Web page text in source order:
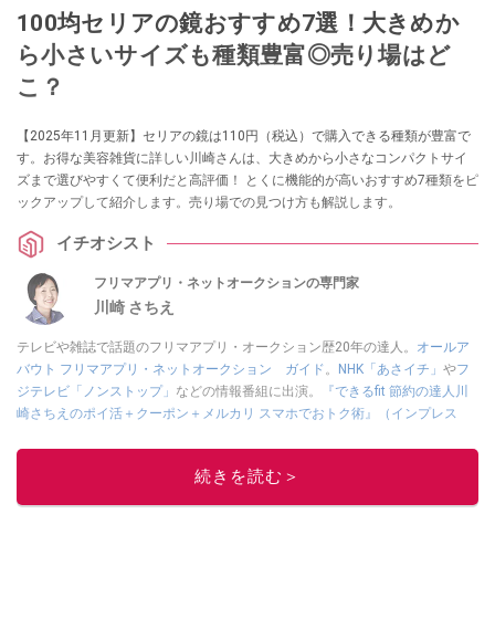
100均セリアの鏡おすすめ7選！大きめか
ら小さいサイズも種類豊富◎売り場はど
こ？
【2025年11月更新】セリアの鏡は110円（税込）で購入できる種類が豊富で
す。お得な美容雑貨に詳しい川崎さんは、大きめから小さなコンパクトサイ
ズまで選びやすくて便利だと高評価！ とくに機能的が高いおすすめ7種類をピ
ックアップして紹介します。売り場での見つけ方も解説します。
イチオシスト
フリマアプリ・ネットオークションの専門家
川崎 さちえ
テレビや雑誌で話題のフリマアプリ・オークション歴20年の達人。 オールア
バウト フリマアプリ・ネットオークション ガイド 。 NHK「あさイチ」 やフ
ジテレビ「ノンストップ」 などの情報番組に出演。
『できるfit 節約の達人川
崎さちえのポイ活＋クーポン＋メルカリ スマホでおトク術』（インプレス
的に稼ぐ！』（翔泳社刊）
■経歴：2003年、夫が子育てをするために、突然会社を辞める。翌月からの
続きを読む＞